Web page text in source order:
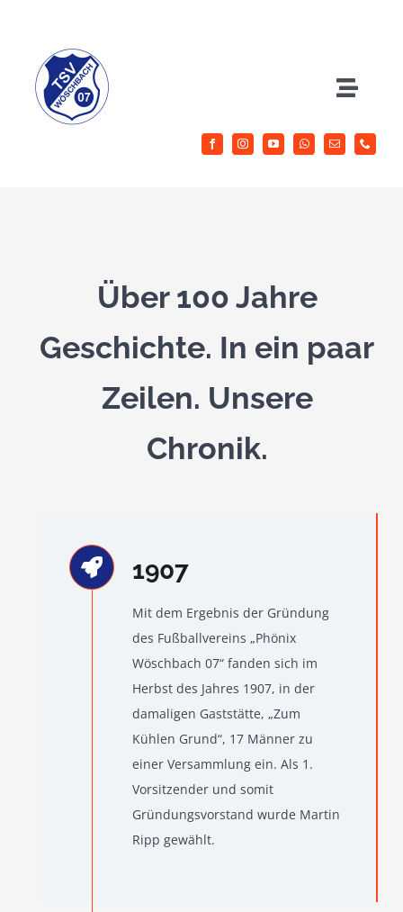
springen
Toggle
Herrenfussball
Teamshop
Über 100 Jahre
Geschichte. In ein paar
Zeilen. Unsere
Chronik.
1907
Mit dem Ergebnis der Gründung
des Fußballvereins „Phönix
Wöschbach 07“ fanden sich im
Herbst des Jahres 1907, in der
damaligen Gaststätte, „Zum
Kühlen Grund“, 17 Männer zu
einer Versammlung ein. Als 1.
Vorsitzender und somit
Gründungsvorstand wurde Martin
Ripp gewählt.